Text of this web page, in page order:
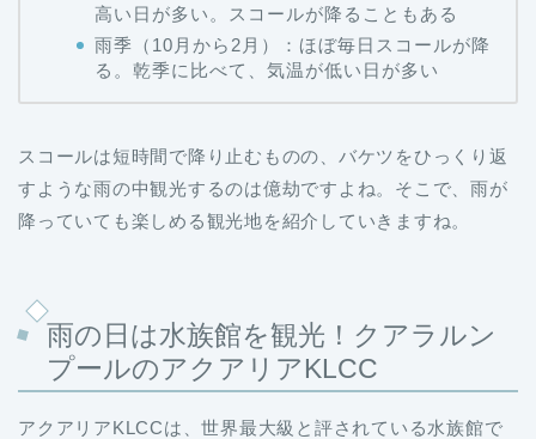
高い日が多い。スコールが降ることもある
雨季（10月から2月）：ほぼ毎日スコールが降
る。乾季に比べて、気温が低い日が多い
スコールは短時間で降り止むものの、バケツをひっくり返
すような雨の中観光するのは億劫ですよね。そこで、雨が
降っていても楽しめる観光地を紹介していきますね。
雨の日は水族館を観光！クアラルン
プールのアクアリアKLCC
アクアリアKLCCは、世界最大級と評されている水族館で